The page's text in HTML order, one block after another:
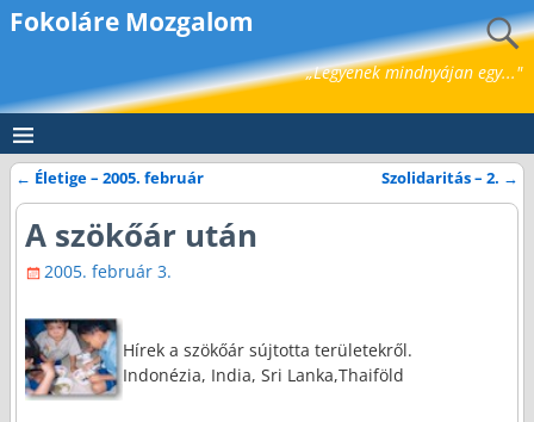
Fokoláre Mozgalom
„Legyenek mindnyájan egy..."
Bejegyzés navigáció
← Életige – 2005. február Szolidaritás – 2. →
A szökőár után
2005. február 3.
Hírek a szökőár sújtotta területekről.
Indonézia, India, Sri Lanka,Thaiföld